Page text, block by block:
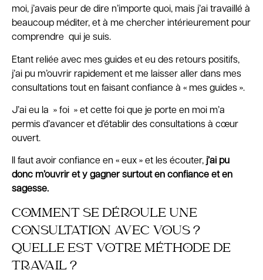
moi, j’avais peur de dire n’importe quoi, mais j’ai travaillé à
beaucoup méditer, et à me chercher intérieurement pour
comprendre qui je suis.
Etant reliée avec mes guides et eu des retours positifs,
j’ai pu m’ouvrir rapidement et me laisser aller dans mes
consultations tout en faisant confiance à « mes guides ».
J’ai eu la » foi » et cette foi que je porte en moi m’a
permis d’avancer et d’établir des consultations à cœur
ouvert.
Il faut avoir confiance en « eux » et les écouter, j’ai pu
donc m’ouvrir et y gagner surtout en confiance et en
sagesse.
COMMENT SE DÉROULE UNE
CONSULTATION AVEC VOUS ?
QUELLE EST VOTRE MÉTHODE DE
TRAVAIL ?